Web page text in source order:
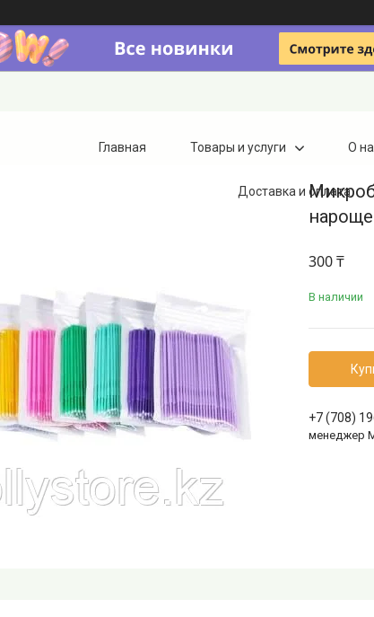
Главная Товары и услуги О
Доставка и оплата
300 ₸
В наличии
+7 (708)
менеджер